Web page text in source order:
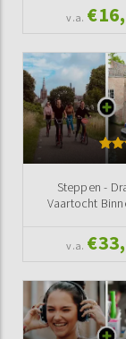
v.a.
Steppen -
Vaartocht
v.a.